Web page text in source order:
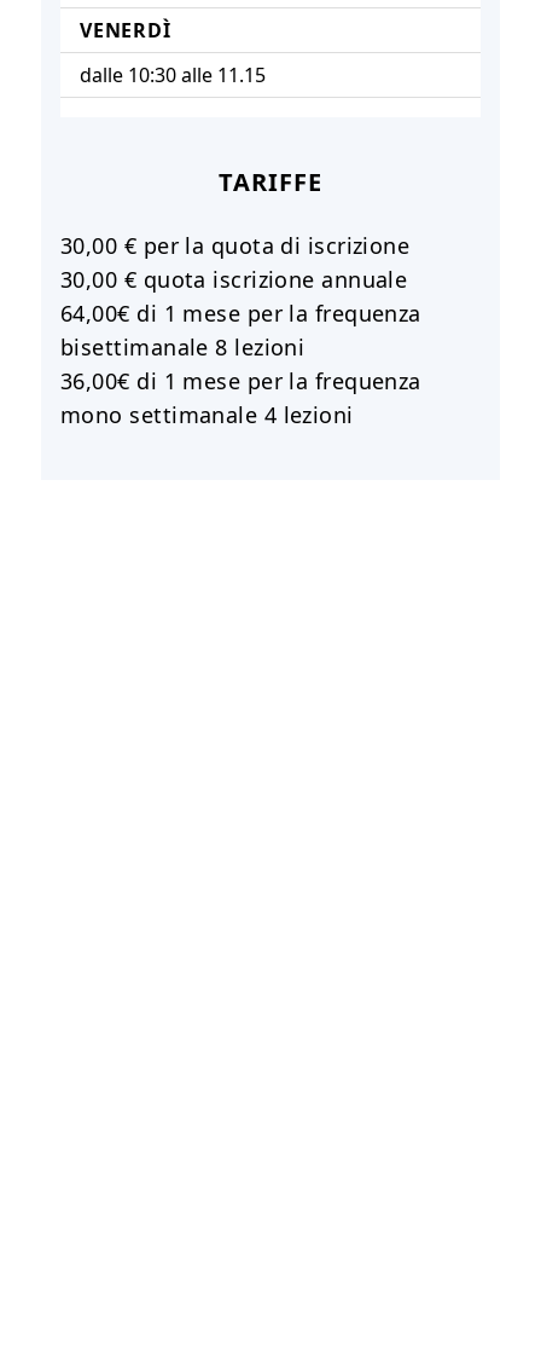
VENERDÌ
dalle 10:30 alle 11.15
TARIFFE
30,00 € per la quota di iscrizione
30,00 € quota iscrizione annuale
64,00€ di 1 mese per la frequenza
bisettimanale 8 lezioni
36,00€ di 1 mese per la frequenza
mono settimanale 4 lezioni